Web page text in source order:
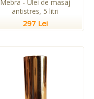
Mebra - Ulei de masaj
antistres, 5 litri
297 Lei